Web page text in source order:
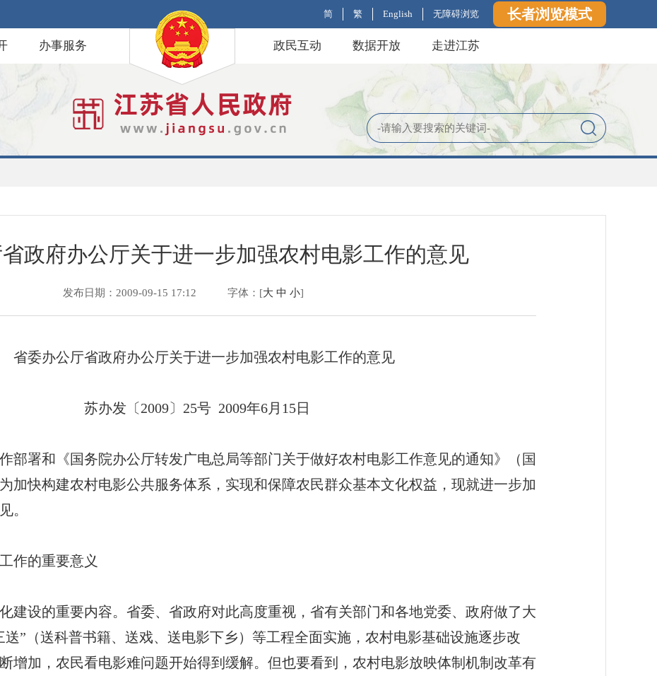
简 繁 English 无障碍浏览 长者浏览模式
办事服务 政民互动 数据开放 走进江苏
政府办公厅关于进一步加强农村电影工作的意见
发布日期：2009-09-15 17:12 字体：[大 中 小]
公厅关于进一步加强农村电影工作的意见
〕25号 2009年6月15日
署和《国务院办公厅转发广电总局等部门关于做好农村电影工作意见的通知》（国
加快构建农村电影公共服务体系，实现和保障农民群众基本文化权益，现就进一步加
。
作的重要意义
设的重要内容。省委、省政府对此高度重视，省有关部门和各地党委、政府做了大
”（送科普书籍、送戏、送电影下乡）等工程全面实施，农村电影基础设施逐步改
增加，农民看电影难问题开始得到缓解。但也要看到，农村电影放映体制机制改革有